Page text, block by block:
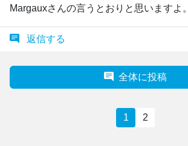
Margauxさんの言うとおりと思いますよ。
返信する
全体に投稿
1 2